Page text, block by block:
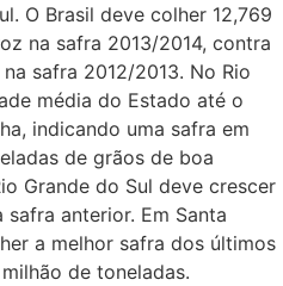
O Brasil deve colher 12,769
na safra 2013/2014, contra
safra 2012/2013. No Rio
média do Estado até o
indicando uma safra em
de grãos de boa
Grande do Sul deve crescer
safra anterior. Em Santa
a melhor safra dos últimos
de toneladas.